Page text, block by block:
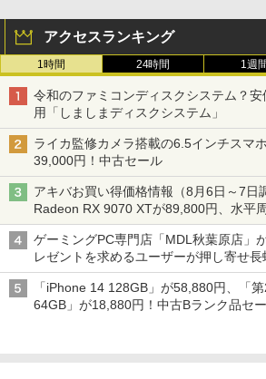
アクセスランキング
1時間 24時間 1週
令和のファミコンディスクシステム？
用「しましまディスクシステム」
ライカ監修カメラ搭載の6.5インチスマ
39,000円！中古セール
アキバお買い得価格情報（8月6日～7日
Radeon RX 9070 XTが89,800円、水平
型モニターが9,801円、暑さ指数連動セ
ゲーミングPC専門店「MDL秋葉原店」
レゼントを求めるユーザーが押し寄せ長
「iPhone 14 128GB」が58,880円、「
64GB」が18,880円！中古Bランク品セ